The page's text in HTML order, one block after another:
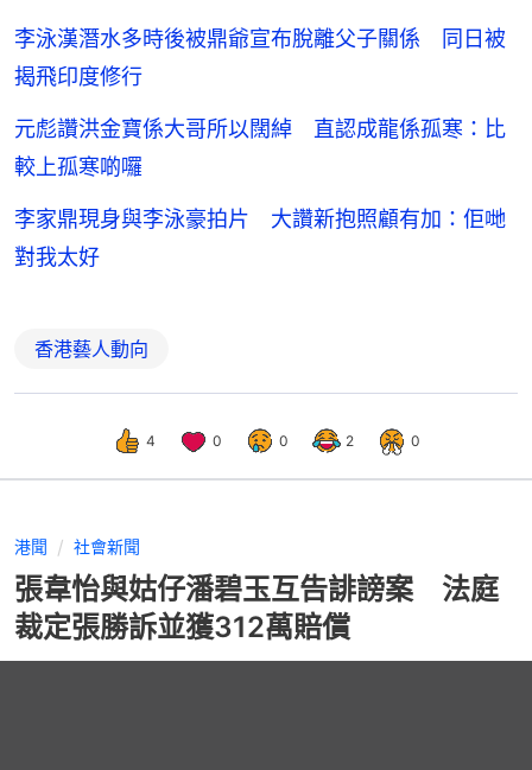
李泳漢潛水多時後被鼎爺宣布脫離父子關係 同日被
揭飛印度修行
元彪讚洪金寶係大哥所以闊綽 直認成龍係孤寒：比
較上孤寒啲囉
李家鼎現身與李泳豪拍片 大讚新抱照顧有加：佢哋
對我太好
香港藝人動向
4 0 0 2 0
港聞 社會新聞
張韋怡與姑仔潘碧玉互告誹謗案 法庭
裁定張勝訴並獲312萬賠償